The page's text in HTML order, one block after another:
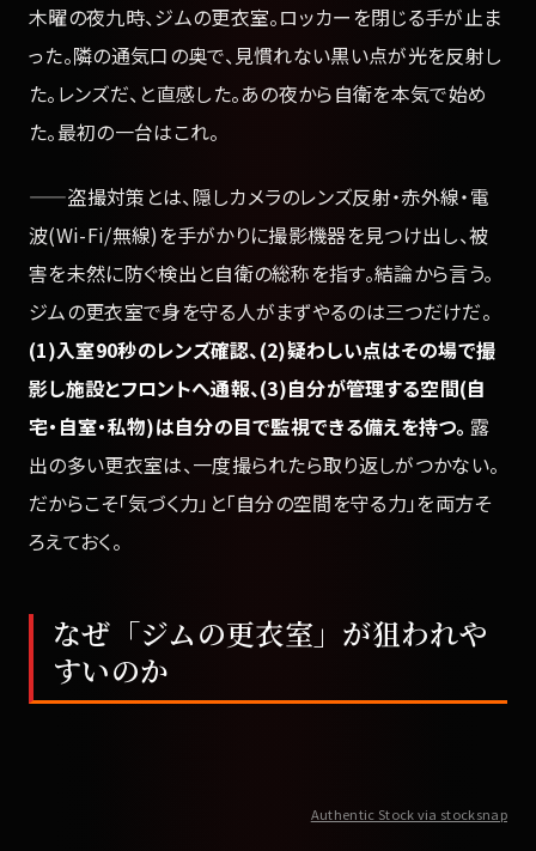
木曜の夜九時、ジムの更衣室。ロッカーを閉じる手が止ま
った。隣の通気口の奥で、見慣れない黒い点が光を反射し
た。レンズだ、と直感した。あの夜から自衛を本気で始め
た。最初の一台はこれ。
——盗撮対策とは、隠しカメラのレンズ反射・赤外線・電
波(Wi-Fi/無線)を手がかりに撮影機器を見つけ出し、被
害を未然に防ぐ検出と自衛の総称を指す。結論から言う。
ジムの更衣室で身を守る人がまずやるのは三つだけだ。
(1)入室90秒のレンズ確認、(2)疑わしい点はその場で撮
影し施設とフロントへ通報、(3)自分が管理する空間(自
宅・自室・私物)は自分の目で監視できる備えを持つ。 露
出の多い更衣室は、一度撮られたら取り返しがつかない。
だからこそ「気づく力」と「自分の空間を守る力」を両方そ
ろえておく。
なぜ「ジムの更衣室」が狙われや
すいのか
Authentic Stock via stocksnap